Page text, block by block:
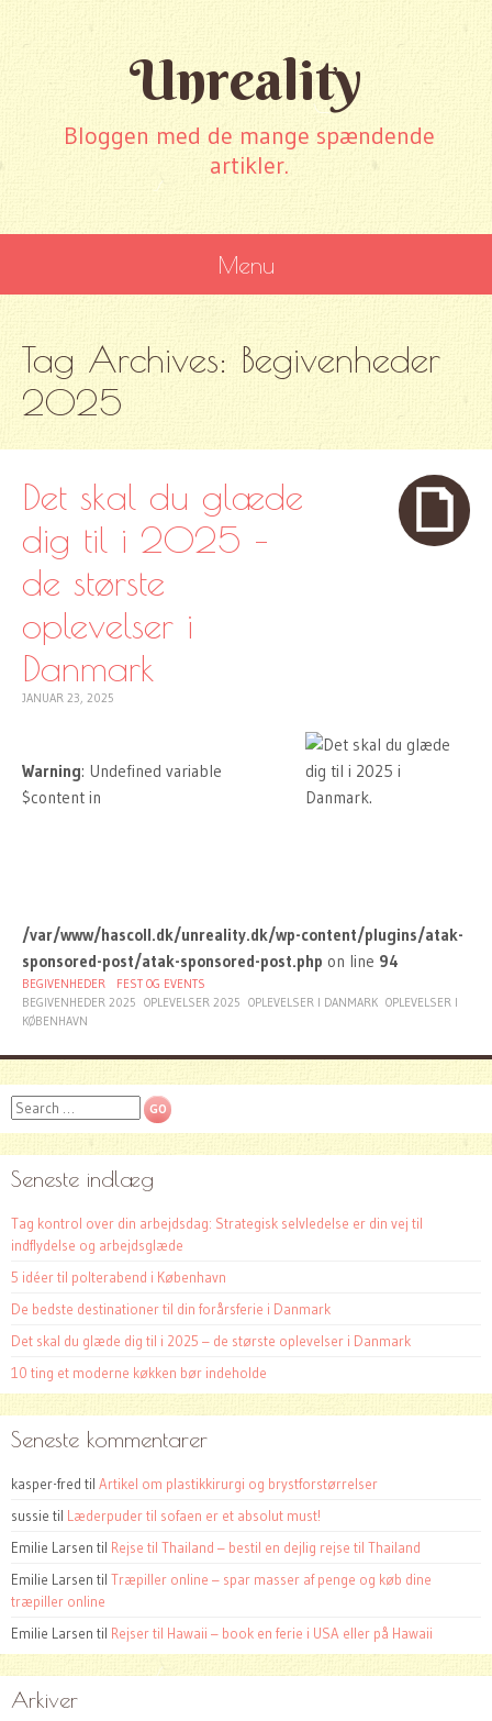
Unreality
Bloggen med de mange spændende
artikler.
Menu
TO
CONTENT
Tag Archives: Begivenheder
2025
Det skal du glæde
dig til i 2025 –
de største
oplevelser i
Danmark
JANUAR 23, 2025
Warning: Undefined variable
$content in
/var/www/hascoll.dk/unreality.dk/wp-content/plugins/atak-
sponsored-post/atak-sponsored-post.php on line 94
BEGIVENHEDER
FEST OG EVENTS
BEGIVENHEDER 2025 OPLEVELSER 2025 OPLEVELSER I DANMARK OPLEVELSER I
KØBENHAVN
Search
Seneste indlæg
Tag kontrol over din arbejdsdag: Strategisk selvledelse er din vej til
indflydelse og arbejdsglæde
5 idéer til polterabend i København
De bedste destinationer til din forårsferie i Danmark
Det skal du glæde dig til i 2025 – de største oplevelser i Danmark
10 ting et moderne køkken bør indeholde
Seneste kommentarer
kasper-fred til Artikel om plastikkirurgi og brystforstørrelser
sussie til Læderpuder til sofaen er et absolut must!
Emilie Larsen til Rejse til Thailand – bestil en dejlig rejse til Thailand
Emilie Larsen til Træpiller online – spar masser af penge og køb dine
træpiller online
Emilie Larsen til Rejser til Hawaii – book en ferie i USA eller på Hawaii
Arkiver